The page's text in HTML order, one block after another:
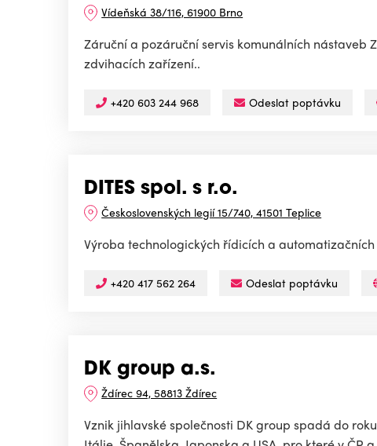
Vídeňská 38/116, 61900 Brno
Záruční a pozáruční servis komunálních nástaveb
zdvihacích zařízení..
+420 603 244 968 Odeslat poptávku
DITES spol. s r.o.
Československých legií 15/740, 41501 Teplice
Výroba technologických řídicích a
+420 417 562 264 Odeslat poptávku
DK group a.s.
Ždírec 94, 58813 Ždírec
Vznik jihlavské společnosti DK group spadá do